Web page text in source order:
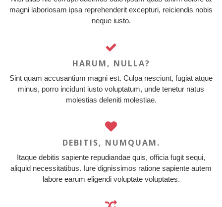
magni laboriosam ipsa reprehenderit excepturi, reiciendis nobis
neque iusto.
HARUM, NULLA?
Sint quam accusantium magni est. Culpa nesciunt, fugiat atque
minus, porro incidunt iusto voluptatum, unde tenetur natus
molestias deleniti molestiae.
DEBITIS, NUMQUAM.
Itaque debitis sapiente repudiandae quis, officia fugit sequi,
aliquid necessitatibus. Iure dignissimos ratione sapiente autem
labore earum eligendi voluptate voluptates.